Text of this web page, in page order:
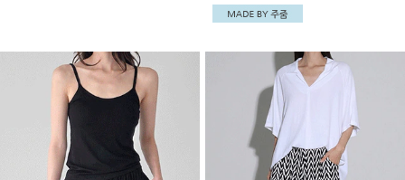
아이템으로 활용하기 좋아요~
중앙 린넨배색으로 유니크하면서 페이즐리 패
턴으로 감각적인 분위기를 연출이 가능한 티셔